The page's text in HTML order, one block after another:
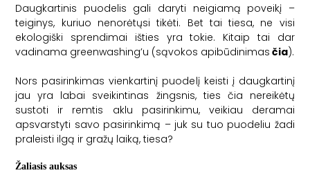
Daugkartinis puodelis gali daryti neigiamą poveikį –
teiginys, kuriuo nenorėtųsi tikėti. Bet tai tiesa, ne visi
ekologiški sprendimai išties yra tokie. Kitaip tai dar
vadinama greenwashing’u (sąvokos apibūdinimas čia).
Nors pasirinkimas vienkartinį puodelį keisti į daugkartinį
jau yra labai sveikintinas žingsnis, ties čia nereikėtų
sustoti ir remtis aklu pasirinkimu, veikiau deramai
apsvarstyti savo pasirinkimą – juk su tuo puodeliu žadi
praleisti ilgą ir gražų laiką, tiesa?
Žaliasis auksas